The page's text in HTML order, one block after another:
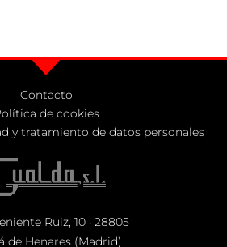
Contacto
de cookies
y tratamiento de datos personales
Ruiz, 10 · 28805
de Henares (Madrid)